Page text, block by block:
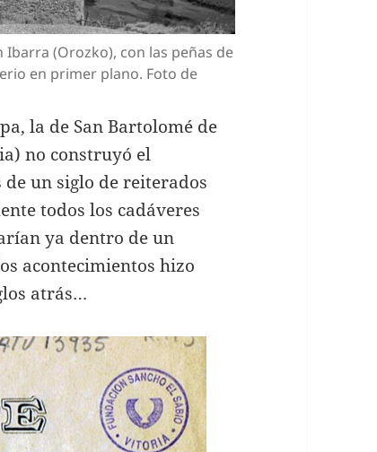
(Orozko), con las peñas de
en primer plano. Foto de
la de San Bartolomé de
no construyó el
un siglo de reiterados
todos los cadáveres
ya dentro de un
acontecimientos hizo
atrás…